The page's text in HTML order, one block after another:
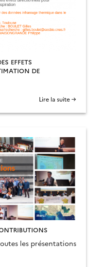
EFFETS
DE
Lire la suite →
les présentations